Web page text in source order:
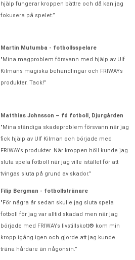
hjälp fungerar kroppen bättre och då kan jag
fokusera på spelet.”
Martin Mutumba - fotbollsspelare
"Mina magproblem försvann med hjälp av Ulf
Kilmans magiska behandlingar och FRIWAYs
produkter. Tack!”
Matthias Johnsson – fd fotboll, Djurgården
"Mina ständiga skadeproblem försvann när jag
fick hjälp av Ulf Kilman och började med
FRIWAYs produkter. När kroppen höll kunde jag
sluta spela fotboll när jag ville istället för att
tvingas sluta på grund av skador.”
Filip Bergman - fotbollstränare
"För några år sedan skulle jag sluta spela
fotboll för jag var alltid skadad men när jag
började med FRIWAYs livstillskott® kom min
kropp igång igen och gjorde att jag kunde
träna hårdare än någonsin.”